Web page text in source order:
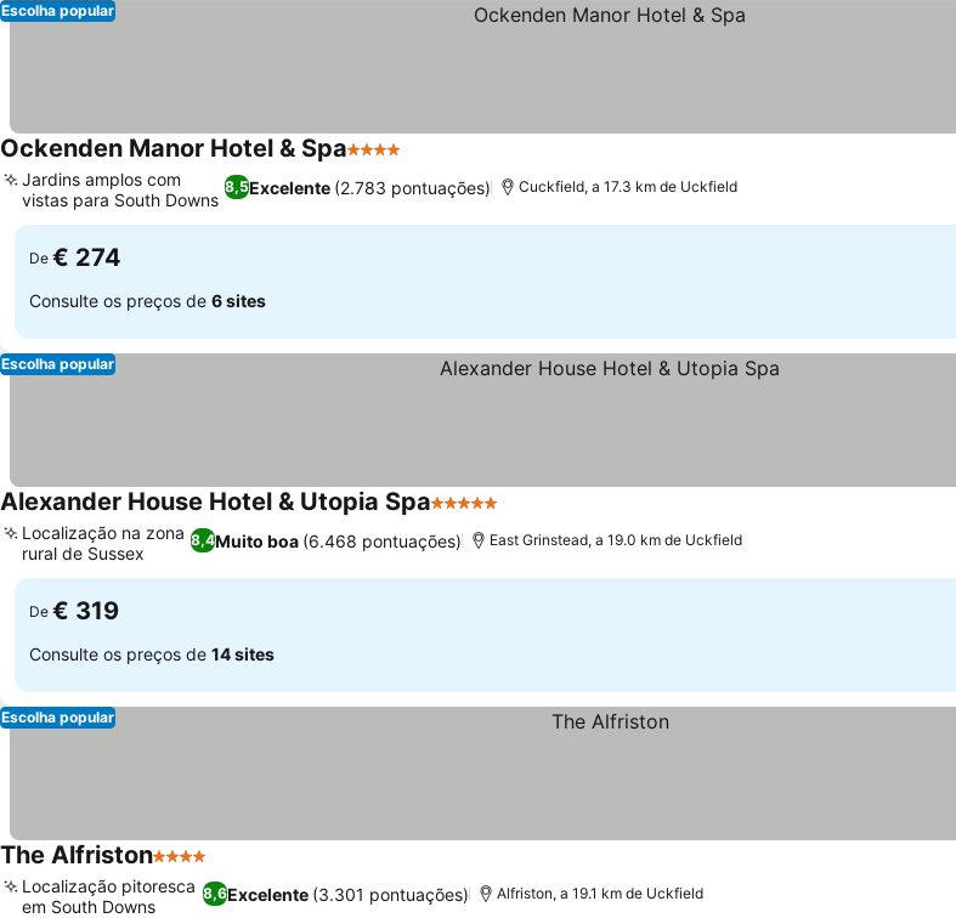
Escolha popular
Ockenden Manor Hotel & Spa4 Estrelas
8,5Excelente (2.783 pontuações)
Jardins amplos com
vistas para South Downs
Cuckfield, a 17.3 km de Uckfield
De € 274
Consulte os preços de 6 sites
Escolha popular
Alexander House Hotel & Utopia Spa5 Estrelas
8,4Muito boa (6.468 pontuações)
Localização na zona
rural de Sussex
East Grinstead, a 19.0 km de Uckfield
De € 319
Consulte os preços de 14 sites
Escolha popular
The Alfriston4 Estrelas
8,6Excelente (3.301 pontuações)
Localização pitoresca
em South Downs
Alfriston, a 19.1 km de Uckfield